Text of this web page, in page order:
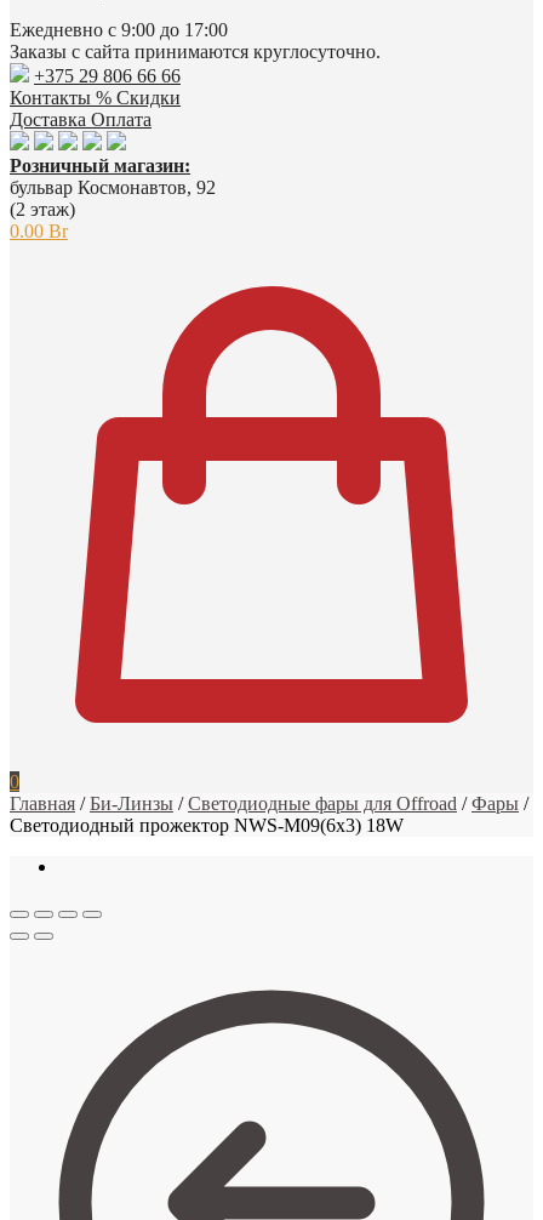
Ежедневно с 9:00 до 17:00
Заказы с сайта принимаются круглосуточно.
+375 29 806 66 66
Контакты % Скидки
Доставка Оплата
Розничный магазин:
бульвар Космонавтов, 92
(2 этаж)
0.00 Br
0
Главная /Би-Линзы /Светодиодные фары для Offroad /Фары /
Светодиодный прожектор NWS-M09(6х3) 18W